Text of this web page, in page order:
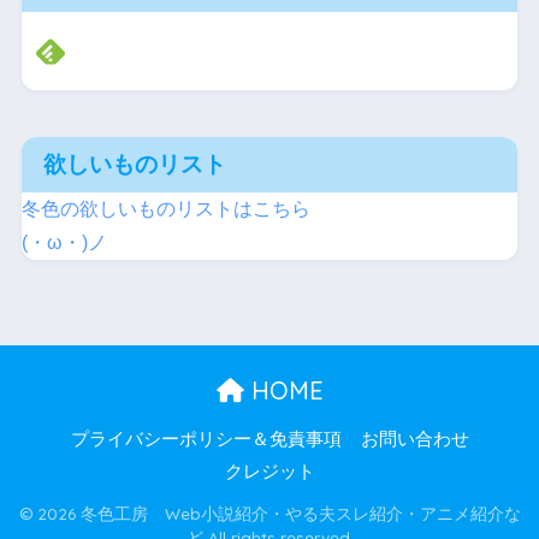
欲しいものリスト
冬色の欲しいものリストはこちら
(・ω・)ノ
HOME
プライバシーポリシー＆免責事項
お問い合わせ
クレジット
© 2026 冬色工房 Web小説紹介・やる夫スレ紹介・アニメ紹介な